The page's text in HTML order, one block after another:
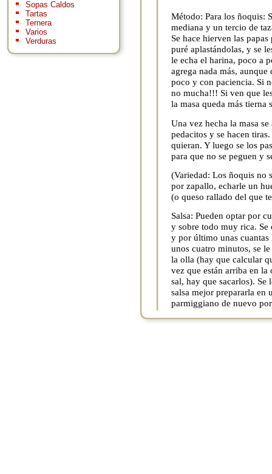
Sopas Caldos
Tartas
Ternera
Varios
Verduras
Método: Para los ñoquis:
mediana y un tercio de
Se hace hierven las
puré aplastándolas, y se
le echa el harina, poco a
agrega nada más,
poco y con paciencia. Si
no mucha!!! Si ven que
la masa queda más tierna
Una vez hecha la masa
pedacitos y se hacen
quieran. Y luego se los
para que no se peguen y
(Variedad: Los ñoquis no
por zapallo, echarle un
(o queso rallado del que
Salsa: Pueden optar por
y sobre todo muy rica. Se
y por último unas cuantas
unos cuatro minutos, se
la olla (hay que calcular
vez que están arriba en
sal, hay que sacarlos). Se
salsa mejor prepararla en
parmiggiano de nuevo